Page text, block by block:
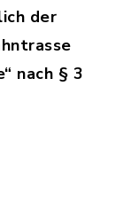
der
nach § 3